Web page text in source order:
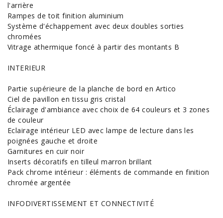
l'arrière
Rampes de toit finition aluminium
Système d'échappement avec deux doubles sorties
chromées
Vitrage athermique foncé à partir des montants B
INTERIEUR
Partie supérieure de la planche de bord en Artico
Ciel de pavillon en tissu gris cristal
Éclairage d'ambiance avec choix de 64 couleurs et 3 zones
de couleur
Eclairage intérieur LED avec lampe de lecture dans les
poignées gauche et droite
Garnitures en cuir noir
Inserts décoratifs en tilleul marron brillant
Pack chrome intérieur : éléments de commande en finition
chromée argentée
INFODIVERTISSEMENT ET CONNECTIVITÉ